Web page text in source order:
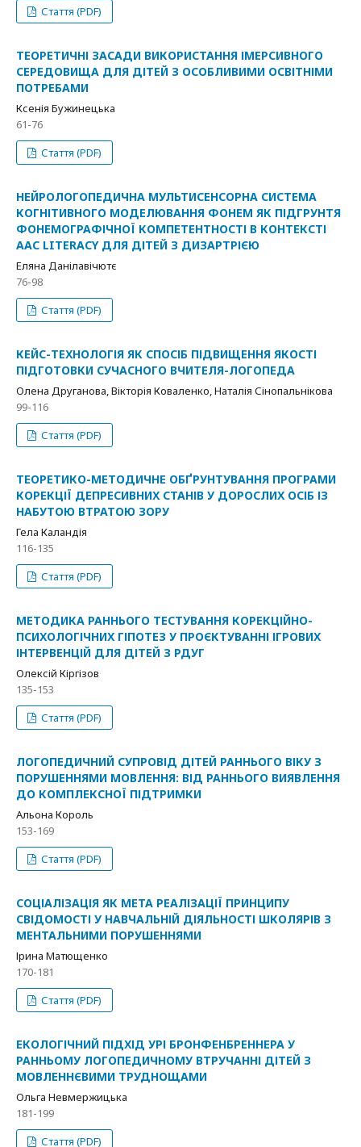
Стаття (PDF)
ТЕОРЕТИЧНІ ЗАСАДИ ВИКОРИСТАННЯ ІМЕРСИВНОГО
СЕРЕДОВИЩА ДЛЯ ДІТЕЙ З ОСОБЛИВИМИ ОСВІТНІМИ
ПОТРЕБАМИ
Ксенія Бужинецька
61-76
Стаття (PDF)
НЕЙРОЛОГОПЕДИЧНА МУЛЬТИСЕНСОРНА СИСТЕМА
КОГНІТИВНОГО МОДЕЛЮВАННЯ ФОНЕМ ЯК ПІДГРУНТЯ
ФОНЕМОГРАФІЧНОЇ КОМПЕТЕНТНОСТІ В КОНТЕКСТІ
AAC LITERACY ДЛЯ ДІТЕЙ З ДИЗАРТРІЄЮ
Еляна Данілавічютє
76-98
Стаття (PDF)
КЕЙС-ТЕХНОЛОГІЯ ЯК СПОСІБ ПІДВИЩЕННЯ ЯКОСТІ
ПІДГОТОВКИ СУЧАСНОГО ВЧИТЕЛЯ-ЛОГОПЕДА
Олена Друганова, Вікторія Коваленко, Наталія Сінопальнікова
99-116
Стаття (PDF)
ТЕОРЕТИКО-МЕТОДИЧНЕ ОБҐРУНТУВАННЯ ПРОГРАМИ
КОРЕКЦІЇ ДЕПРЕСИВНИХ СТАНІВ У ДОРОСЛИХ ОСІБ ІЗ
НАБУТОЮ ВТРАТОЮ ЗОРУ
Гела Каландія
116-135
Стаття (PDF)
МЕТОДИКА РАННЬОГО ТЕСТУВАННЯ КОРЕКЦІЙНО-
ПСИХОЛОГІЧНИХ ГІПОТЕЗ У ПРОЄКТУВАННІ ІГРОВИХ
ІНТЕРВЕНЦІЙ ДЛЯ ДІТЕЙ З РДУГ
Олексій Кіргізов
135-153
Стаття (PDF)
ЛОГОПЕДИЧНИЙ СУПРОВІД ДІТЕЙ РАННЬОГО ВІКУ З
ПОРУШЕННЯМИ МОВЛЕННЯ: ВІД РАННЬОГО ВИЯВЛЕННЯ
ДО КОМПЛЕКСНОЇ ПІДТРИМКИ
Альона Король
153-169
Стаття (PDF)
СОЦІАЛІЗАЦІЯ ЯК МЕТА РЕАЛІЗАЦІЇ ПРИНЦИПУ
СВІДОМОСТІ У НАВЧАЛЬНІЙ ДІЯЛЬНОСТІ ШКОЛЯРІВ З
МЕНТАЛЬНИМИ ПОРУШЕННЯМИ
Ірина Матющенко
170-181
Стаття (PDF)
ЕКОЛОГІЧНИЙ ПІДХІД УРІ БРОНФЕНБРЕННЕРА У
РАННЬОМУ ЛОГОПЕДИЧНОМУ ВТРУЧАННІ ДІТЕЙ З
МОВЛЕННЄВИМИ ТРУДНОЩАМИ
Ольга Невмержицька
181-199
Стаття (PDF)